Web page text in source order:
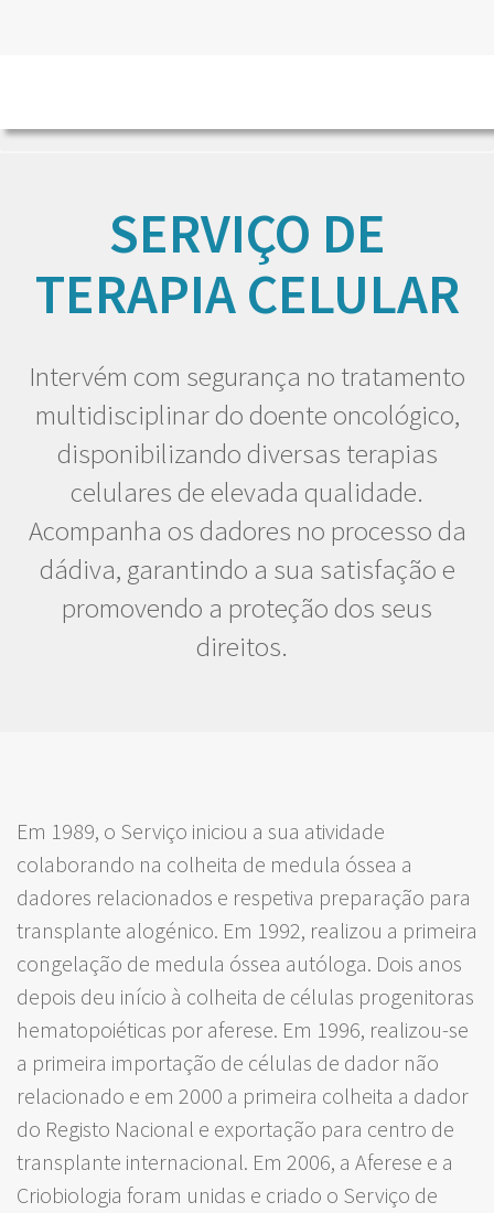
SERVIÇO DE
TERAPIA CELULAR
Intervém com segurança no tratamento
multidisciplinar do doente oncológico,
disponibilizando diversas terapias
celulares de elevada qualidade.
Acompanha os dadores no processo da
dádiva, garantindo a sua satisfação e
promovendo a proteção dos seus
direitos.
Em 1989, o Serviço iniciou a sua atividade
colaborando na colheita de medula óssea a
dadores relacionados e respetiva preparação para
transplante alogénico. Em 1992, realizou a primeira
congelação de medula óssea autóloga. Dois anos
depois deu início à colheita de células progenitoras
hematopoiéticas por aferese. Em 1996, realizou-se
a primeira importação de células de dador não
relacionado e em 2000 a primeira colheita a dador
do Registo Nacional e exportação para centro de
transplante internacional. Em 2006, a Aferese e a
Criobiologia foram unidas e criado o Serviço de